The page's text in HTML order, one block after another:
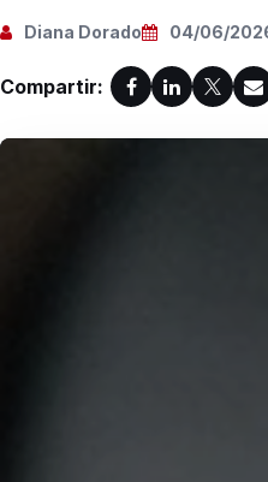
Diana Dorado 04/06/
Compartir: